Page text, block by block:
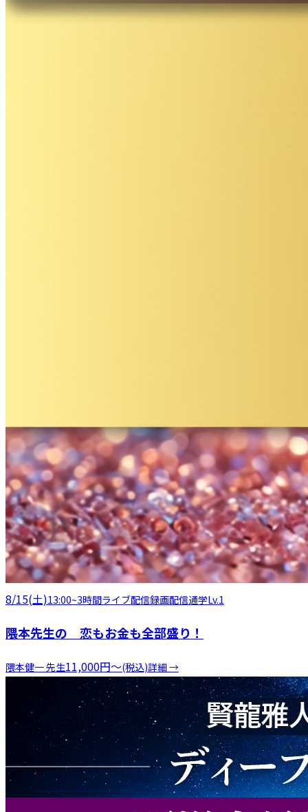
8/15(土)13:00~3時間ライブ配信録画配信通学Lv.1
隈本先生の 恋もお金も全部盛り！
隈本健一先生11,000円〜(税込)詳細 →